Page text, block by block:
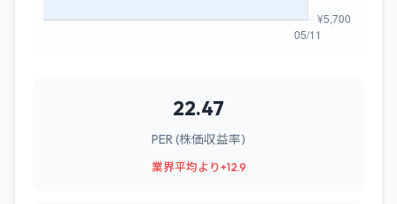
22.47
PER (株価収益率)
業界平均より+12.9